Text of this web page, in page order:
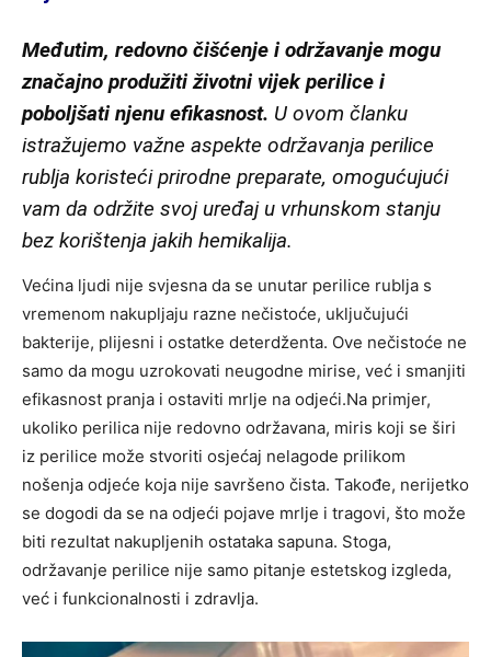
Međutim, redovno čišćenje i održavanje mogu
značajno produžiti životni vijek perilice i
poboljšati njenu efikasnost. U ovom članku
istražujemo važne aspekte održavanja perilice
rublja koristeći prirodne preparate, omogućujući
vam da održite svoj uređaj u vrhunskom stanju
bez korištenja jakih hemikalija.
Većina ljudi nije svjesna da se unutar perilice rublja s
vremenom nakupljaju razne nečistoće, uključujući
bakterije, plijesni i ostatke deterdženta. Ove nečistoće ne
samo da mogu uzrokovati neugodne mirise, već i smanjiti
efikasnost pranja i ostaviti mrlje na odjeći.Na primjer,
ukoliko perilica nije redovno održavana, miris koji se širi
iz perilice može stvoriti osjećaj nelagode prilikom
nošenja odjeće koja nije savršeno čista. Takođe, nerijetko
se dogodi da se na odjeći pojave mrlje i tragovi, što može
biti rezultat nakupljenih ostataka sapuna. Stoga,
održavanje perilice nije samo pitanje estetskog izgleda,
već i funkcionalnosti i zdravlja.